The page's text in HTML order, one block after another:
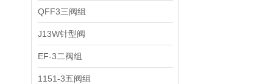
QFF3三阀组
J13W针型阀
EF-3二阀组
1151-3五阀组